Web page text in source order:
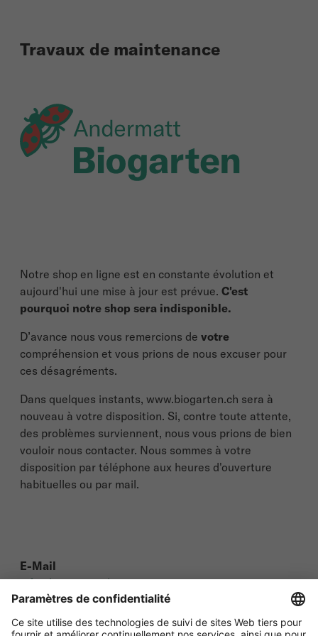
Travaux de maintenance
Notre shop en ligne est en constante évolution et
aujourd'hui une mise à jour est prévue. C'est
pourquoi notre shop sera indisponible.
D’avance nous vous remercions de votre
compréhension et vous prions de nous excuser pour
ces désagréments.
Dans quelques instants, www.biogarten.ch sera à
nouveau à votre disposition. Si, contre toute attente,
des problèmes surviennent, nous vous prions de bien
vouloir nous contacter. Nous sommes à votre
disposition par téléphone aux heures d'ouverture
habituelles ou par mail.
E-Mail
info@biogarten.ch